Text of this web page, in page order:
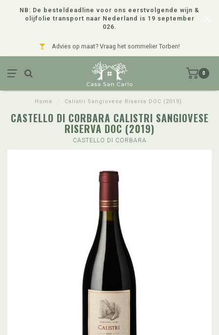
NB: De besteldeadline voor ons eerstvolgende wijn &
olijfolie transport naar Nederland is 19 september
026.
Advies op maat? Vraag het sommelier Torben!
0
Home Calistri Sangiovese Riserva DOC (2019)
CASTELLO DI CORBARA CALISTRI SANGIOVESE
RISERVA DOC (2019)
CASTELLO DI CORBARA